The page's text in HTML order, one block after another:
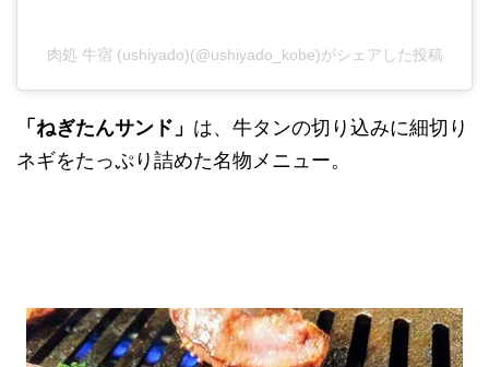
肉処 牛宿 (ushiyado)(@ushiyado_kobe)がシェアした投稿
「ねぎたんサンド」 は、牛タンの切り込みに細切り
ネギをたっぷり詰めた名物メニュー。